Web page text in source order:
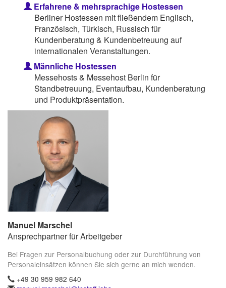
Erfahrene & mehrsprachige Hostessen
Berliner Hostessen mit fließendem Englisch,
Französisch, Türkisch, Russisch für
Kundenberatung & Kundenbetreuung auf
internationalen Veranstaltungen.
Männliche Hostessen
Messehosts & Messehost Berlin für
Standbetreuung, Eventaufbau, Kundenberatung
und Produktpräsentation.
Manuel Marschel
Ansprechpartner für Arbeitgeber
Bei Fragen zur Personalbuchung oder zur Durchführung von
Personaleinsätzen können Sie sich gerne an mich wenden.
+49 30 959 982 640